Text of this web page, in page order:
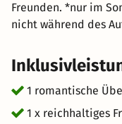
Freunden. *nur im
nicht während des
1 romantische
1 x reichhaltiges